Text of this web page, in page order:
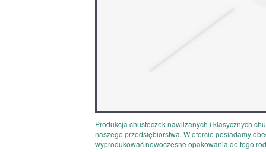
Produkcja chusteczek nawilżanych i klasycznych
naszego przedsiębiorstwa. W ofercie posiadamy
wyprodukować nowoczesne opakowania do tego